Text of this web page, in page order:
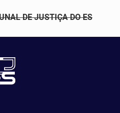
DE JUSTIÇA DO ES